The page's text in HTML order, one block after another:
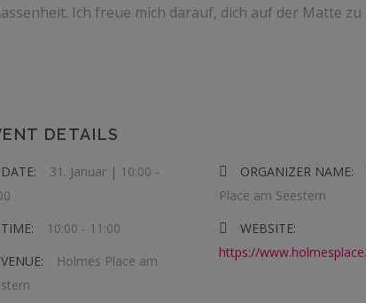
Ich freue mich darauf, dich auf der Matte zu
DETAILS
DATE: 31. Januar | 10:00 -
TIME:
10:00 - 11:00
VENUE:
Holmes Place am
ORGANIZER NAME:
Place am Seestern
WEBSITE:
https://